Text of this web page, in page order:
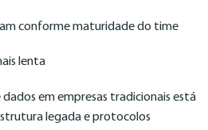
conforme maturidade do time
lenta
em empresas tradicionais está
legada e protocolos